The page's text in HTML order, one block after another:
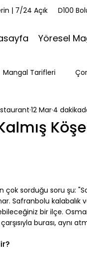
| 7/24 Açık D100
Yöresel
Mangal Tarifleri
Yemek Tarifleri
12 Mar 4
çok sorduğu soru şu:
Safranbolu
bir ilçe.
burası, aynı